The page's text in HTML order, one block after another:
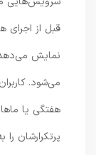
قبل از اجرای هر
نمایش می‌دهد و
می‌شود. کاربران
هفتگی یا ماهانه
پرتکرارشان را